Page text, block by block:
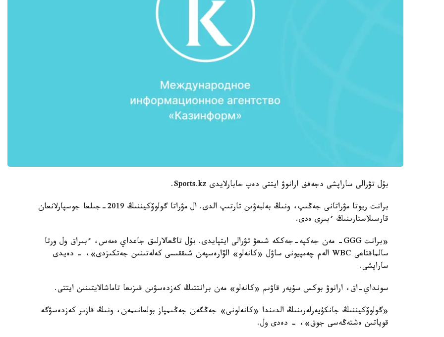
بۇل تۋرالى ساراپشى دجەفف ارانوۋ ايتتى دەپ حابارلايدى Sports.kz.
برانت ريوتا مۋراتانى جەڭىپ، ونىڭ بەلبەۋىن تارتىپ الدى. ال مۋراتا گولوۆكيننىڭ 2019-جىلعا جوسپارلانعان
قارسىلاستارىنىڭ ءبىرى ەدى.
«برانت GGG- مەن جەكپە-جەككە شىعۋ تۋرالى ايتپايدى. بۇل تاڭعالارلىق جاعداي ەمەس، ءبىراق ول ورتا
سالماقتاعى WBC الەم چەمپيونى ساۋل «كانەلو» الۆارەسپەن شىققىسى كەلەتىنىن جەتكىزدى»، - دەيدى
ساراپشى.
سونداي-اق، ارانوۋ بوكس سۇيەر قاۋىم «كانەلو» مەن برانتتىڭ كەزدەسۋىن قىزىعا تاماشالايتىنىن ايتتى.
«گولوۆكيننىڭ جانكۇيەرلەرىنىڭ الدىندا «كانەلونى» جەڭگەن جەڭىمپاز بولعانىمەن، ونىڭ قازىر كەزدەسۋگە
قوياتىن ەشتەڭەسى جوق»، - دەدى ول.